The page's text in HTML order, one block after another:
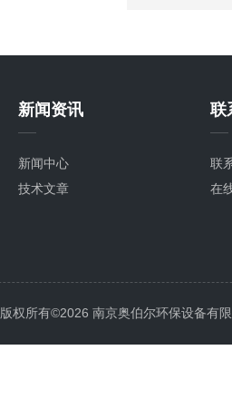
新闻资讯
新闻中心
技术文章
联
联
在
版权所有©2026 南京奥伯尔环保设备有